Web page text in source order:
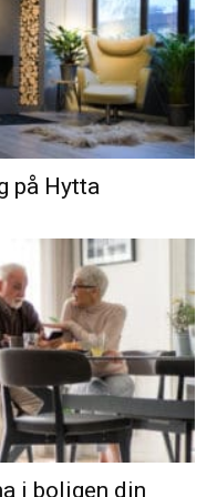
på Hytta
i boligen din